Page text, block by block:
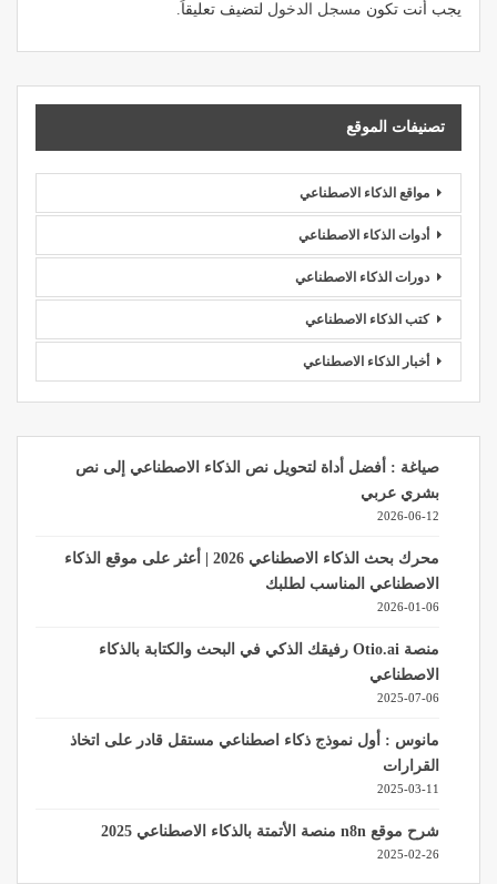
يجب أنت تكون مسجل الدخول لتضيف تعليقاً.
تصنيفات الموقع
مواقع الذكاء الاصطناعي
أدوات الذكاء الاصطناعي
دورات الذكاء الاصطناعي
كتب الذكاء الاصطناعي
أخبار الذكاء الاصطناعي
صياغة : أفضل أداة لتحويل نص الذكاء الاصطناعي إلى نص
بشري عربي
2026-06-12
محرك بحث الذكاء الاصطناعي 2026 | أعثر على موقع الذكاء
الاصطناعي المناسب لطلبك
2026-01-06
منصة Otio.ai رفيقك الذكي في البحث والكتابة بالذكاء
الاصطناعي
2025-07-06
مانوس : أول نموذج ذكاء اصطناعي مستقل قادر على اتخاذ
القرارات
2025-03-11
شرح موقع n8n منصة الأتمتة بالذكاء الاصطناعي 2025
2025-02-26